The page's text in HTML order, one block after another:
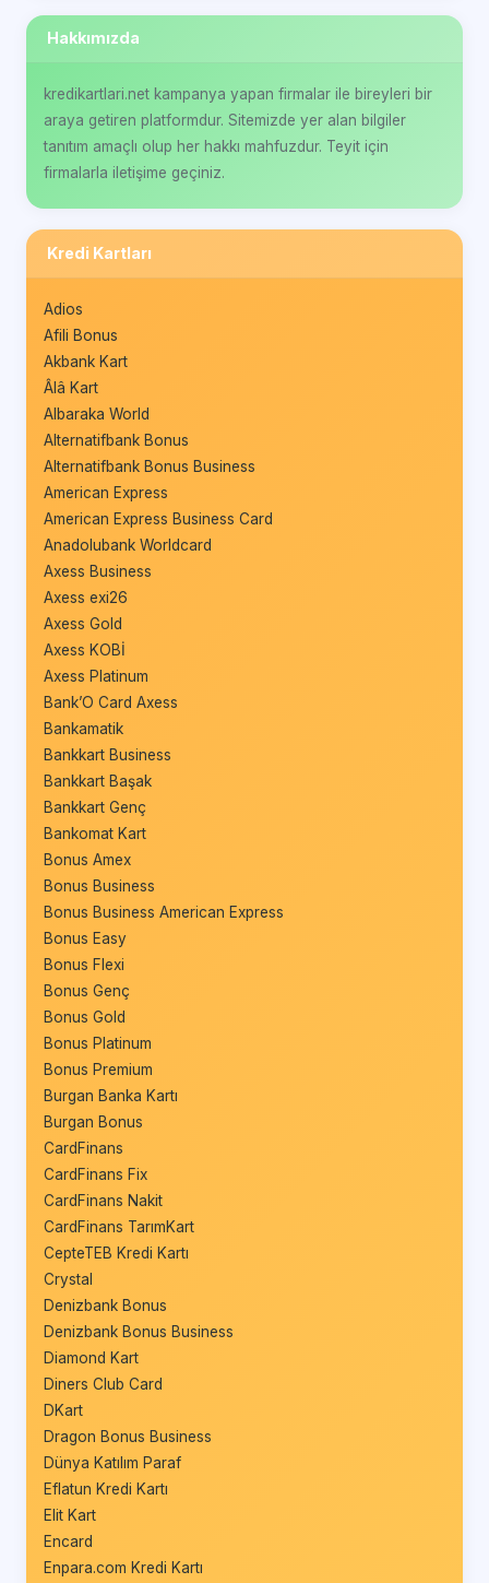
Hakkımızda
kredikartlari.net kampanya yapan firmalar ile bireyleri bir
araya getiren platformdur. Sitemizde yer alan bilgiler
tanıtım amaçlı olup her hakkı mahfuzdur. Teyit için
firmalarla iletişime geçiniz.
Kredi Kartları
Adios
Afili Bonus
Akbank Kart
Âlâ Kart
Albaraka World
Alternatifbank Bonus
Alternatifbank Bonus Business
American Express
American Express Business Card
Anadolubank Worldcard
Axess Business
Axess exi26
Axess Gold
Axess KOBİ
Axess Platinum
Bank’O Card Axess
Bankamatik
Bankkart Business
Bankkart Başak
Bankkart Genç
Bankomat Kart
Bonus Amex
Bonus Business
Bonus Business American Express
Bonus Easy
Bonus Flexi
Bonus Genç
Bonus Gold
Bonus Platinum
Bonus Premium
Burgan Banka Kartı
Burgan Bonus
CardFinans
CardFinans Fix
CardFinans Nakit
CardFinans TarımKart
CepteTEB Kredi Kartı
Crystal
Denizbank Bonus
Denizbank Bonus Business
Diamond Kart
Diners Club Card
DKart
Dragon Bonus Business
Dünya Katılım Paraf
Eflatun Kredi Kartı
Elit Kart
Encard
Enpara.com Kredi Kartı